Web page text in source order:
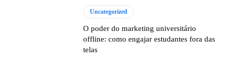
Uncategorized
O poder do marketing universitário
offline: como engajar estudantes fora das
telas